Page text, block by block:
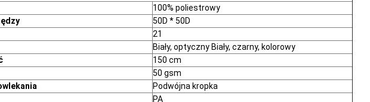
100% poliestrowy
50D * 50D
21
Biały, optyczny Biały, czarny, kolorowy
150 cm
50 gsm
Podwójna kropka
PA